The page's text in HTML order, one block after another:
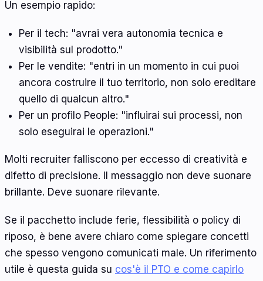
Un esempio rapido:
Per il tech: "avrai vera autonomia tecnica e
visibilità sul prodotto."
Per le vendite: "entri in un momento in cui puoi
ancora costruire il tuo territorio, non solo ereditare
quello di qualcun altro."
Per un profilo People: "influirai sui processi, non
solo eseguirai le operazioni."
Molti recruiter falliscono per eccesso di creatività e
difetto di precisione. Il messaggio non deve suonare
brillante. Deve suonare rilevante.
Se il pacchetto include ferie, flessibilità o policy di
riposo, è bene avere chiaro come spiegare concetti
che spesso vengono comunicati male. Un riferimento
utile è questa guida su cos'è il PTO e come capirlo